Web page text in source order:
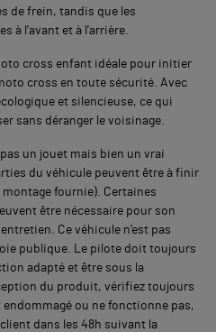
de frein, tandis que les
à l'avant et à l'arrière.
cross enfant idéale pour initier
cross en toute sécurité. Avec
et silencieuse, ce qui
sans déranger le voisinage.
un jouet mais bien un vrai
du véhicule peuvent être à finir
fournie). Certaines
être nécessaire pour son
Ce véhicule n'est pas
publique. Le pilote doit toujours
adapté et être sous la
du produit, vérifiez toujours
ou ne fonctionne pas,
dans les 48h suivant la